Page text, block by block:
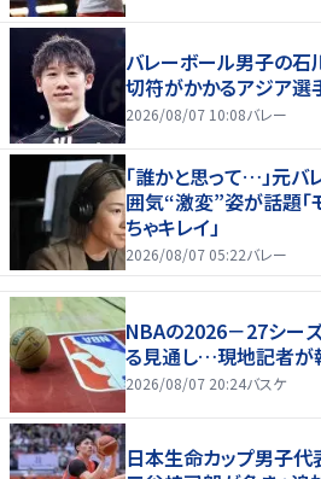
バレーボール男子の
切符がかかるアジア選
2026/08/07 10:08バレー
「誰かと思って…」元
囲気“激変”姿が話題「
ちゃキレイ」
2026/08/07 05:22バレー
NBAの2026－27シー
る見通し…現地記者が
2026/08/07 20:24バスケ
日本生命カップ男子